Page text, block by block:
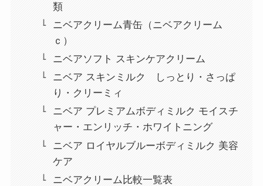
類
ニベアクリーム青缶（ニベアクリーム
ｃ）
ニベアソフト スキンケアクリーム
ニベア スキンミルク しっとり・さっぱ
り・クリーミィ
ニベア プレミアムボディミルク モイスチ
ャー・エンリッチ・ホワイトニング
ニベア ロイヤルブルーボディミルク 美容
ケア
ニベアクリーム比較一覧表